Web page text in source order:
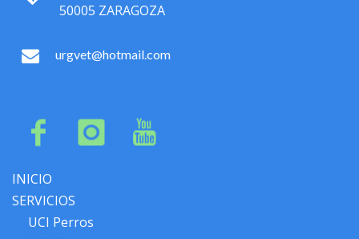
50005 ZARAGOZA
urgvet@hotmail.com
INICIO
SERVICIOS
UCI Perros